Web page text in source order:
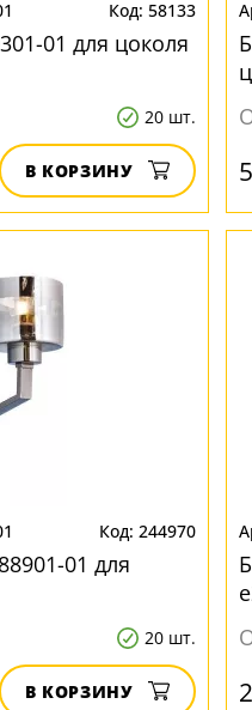
58133
01 для цоколя
20 шт.
В КОРЗИНУ
244970
01 для
20 шт.
В КОРЗИНУ